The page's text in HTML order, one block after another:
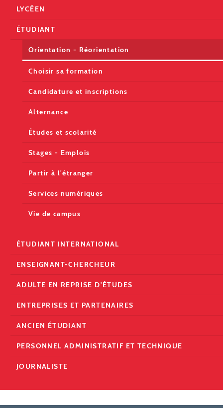
LYCÉEN
ÉTUDIANT
Orientation - Réorientation
Choisir sa formation
Candidature et inscriptions
Alternance
Études et scolarité
Stages - Emplois
Partir à l'étranger
Services numériques
Vie de campus
ÉTUDIANT INTERNATIONAL
ENSEIGNANT-CHERCHEUR
ADULTE EN REPRISE D'ÉTUDES
ENTREPRISES ET PARTENAIRES
ANCIEN ÉTUDIANT
PERSONNEL ADMINISTRATIF ET TECHNIQUE
JOURNALISTE